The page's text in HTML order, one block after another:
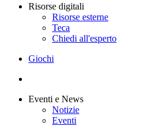
Risorse digitali
Risorse esterne
Teca
Chiedi all'esperto
Giochi
Eventi e News
Notizie
Eventi